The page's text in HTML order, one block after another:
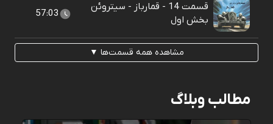
قسمت 14 - قمارباز - سیتروئن
بخش اول
57:03
مشاهده همه قسمت‌ها ▼
مطالب وبلاگ